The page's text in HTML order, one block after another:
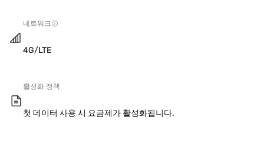
네트워크
4G/LTE
활성화 정책
첫 데이터 사용 시 요금제가 활성화됩니다.